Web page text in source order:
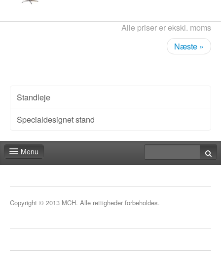
Alle priser er ekskl. moms
Næste »
Standleje
Specialdesignet stand
Menu
Copyright © 2013 MCH. Alle rettigheder forbeholdes.